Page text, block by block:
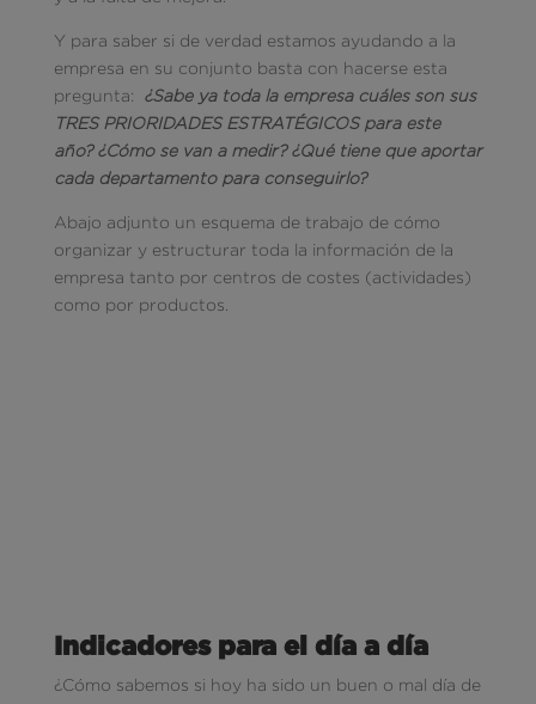
Y para saber si de verdad estamos ayudando a la
empresa en su conjunto basta con hacerse esta
pregunta: ¿Sabe ya toda la empresa cuáles son sus
TRES PRIORIDADES ESTRATÉGICOS para este
año? ¿Cómo se van a medir? ¿Qué tiene que aportar
cada departamento para conseguirlo?
Abajo adjunto un esquema de trabajo de cómo
organizar y estructurar toda la información de la
empresa tanto por centros de costes (actividades)
como por productos.
Indicadores para el día a día
¿Cómo sabemos si hoy ha sido un buen o mal día de